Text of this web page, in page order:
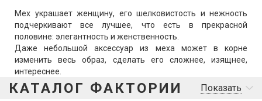
Мех украшает женщину, его шелковистость и нежность
подчеркивают все лучшее, что есть в прекрасной
половине: элегантность и женственность.
Даже небольшой аксессуар из меха может в корне
изменить весь образ, сделать его сложнее, изящнее,
интереснее.
Пелерины из меха или с меховой оторочкой добавят
привлекательности любому образу, превратят простое
КАТАЛОГ ФАКТОРИИ Показать